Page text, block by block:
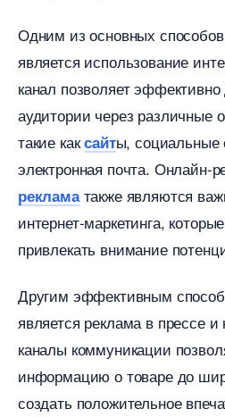
Одним из основных
является использование
канал позволяет
аудитории через различные
такие каксайты, социальные
электронная почта. Онлайн-
рекламатакже являются
интернет-маркетинга,
привлекать внимание
Другим эффективным
является реклама в прессе
каналы коммуникации
информацию о товаре до
создать положительное